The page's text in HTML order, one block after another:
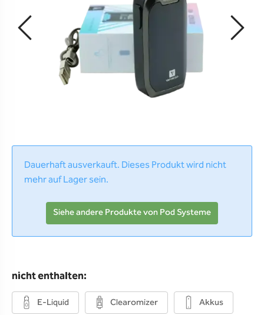
Dauerhaft ausverkauft. Dieses Produkt wird nicht
mehr auf Lager sein.
Siehe andere Produkte von Pod Systeme
nicht enthalten:
E-Liquid Clearomizer Akkus